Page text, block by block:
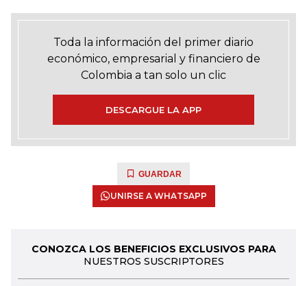
Toda la información del primer diario
económico, empresarial y financiero de
Colombia a tan solo un clic
DESCARGUE LA APP
GUARDAR
UNIRSE A WHATSAPP
CONOZCA LOS BENEFICIOS EXCLUSIVOS PARA
NUESTROS SUSCRIPTORES